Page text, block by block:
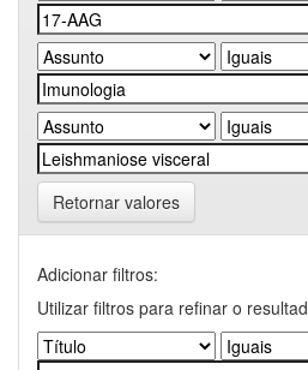
Retornar valores
Adicionar filtros:
Utilizar filtros para refinar o